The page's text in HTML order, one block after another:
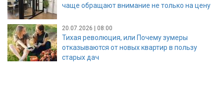
чаще обращают внимание не только на цену
20.07.2026 | 08:00
Тихая революция, или Почему зумеры
отказываются от новых квартир в пользу
старых дач